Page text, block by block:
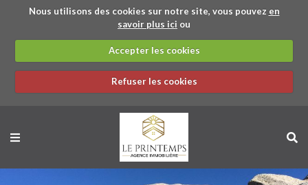
Nous utilisons des cookies sur notre site, vous pouvez en
savoir plus ici ou
Accepter les cookies
Refuser les cookies